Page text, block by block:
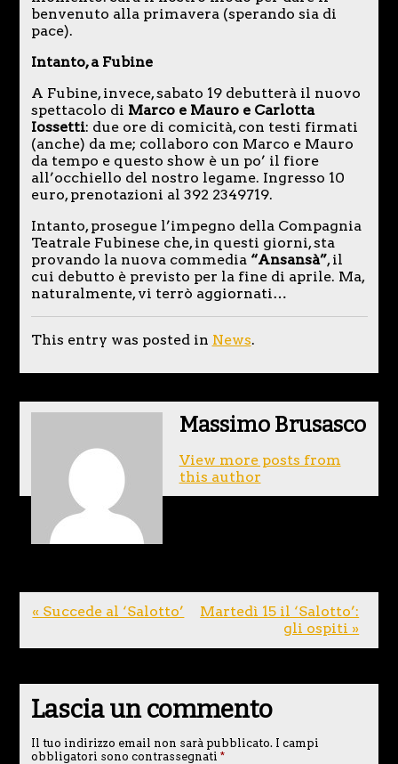
benvenuto alla primavera (sperando sia di
pace).
Intanto, a Fubine
A Fubine, invece, sabato 19 debutterà il nuovo
spettacolo di Marco e Mauro e Carlotta
Iossetti: due ore di comicità, con testi firmati
(anche) da me; collaboro con Marco e Mauro
da tempo e questo show è un po’ il fiore
all’occhiello del nostro legame. Ingresso 10
euro, prenotazioni al 392 2349719.
Intanto, prosegue l’impegno della Compagnia
Teatrale Fubinese che, in questi giorni, sta
provando la nuova commedia“Ansansà”, il
cui debutto è previsto per la fine di aprile. Ma,
naturalmente, vi terrò aggiornati…
This entry was posted in News.
Massimo Brusasco
View more posts from
this author
« Succede al ‘Salotto’
Martedì 15 il ‘Salotto’:
gli ospiti »
Lascia un commento
Il tuo indirizzo email non sarà pubblicato. I campi
obbligatori sono contrassegnati *